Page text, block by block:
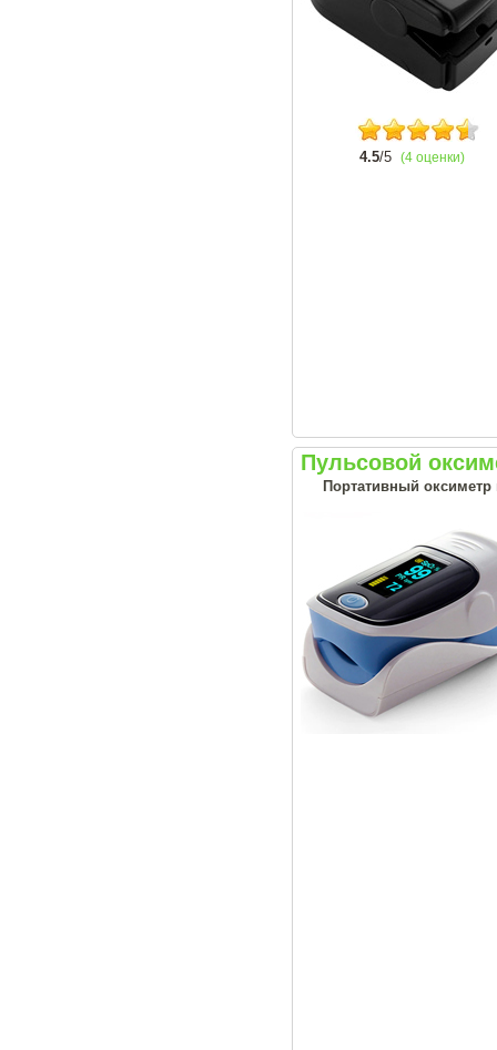
4.5/5 (4 оценки)
Пульсовой
Портативный оксиметр